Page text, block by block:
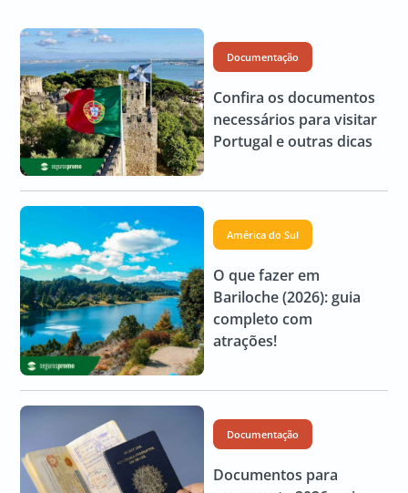
Documentação
Confira os documentos
necessários para visitar
Portugal e outras dicas
América do Sul
O que fazer em
Bariloche (2026): guia
completo com
atrações!
Documentação
Documentos para